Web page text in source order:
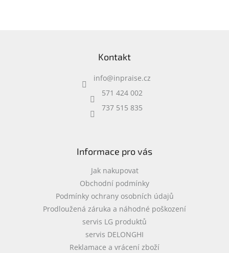
Kontakt
info@inpraise.cz
571 424 002
737 515 835
Informace pro vás
Jak nakupovat
Obchodní podmínky
Podmínky ochrany osobních údajů
Prodloužená záruka a náhodné poškození
servis LG produktů
servis DELONGHI
Reklamace a vrácení zboží